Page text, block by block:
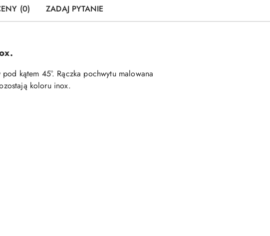
(0) ZADAJ PYTANIE
kątem 45°. Rączka pochwytu malowana
koloru inox.